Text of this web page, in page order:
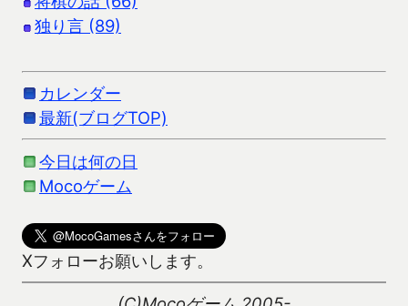
独り言 (89)
カレンダー
最新(ブログTOP)
今日は何の日
Mocoゲーム
Xフォローお願いします。